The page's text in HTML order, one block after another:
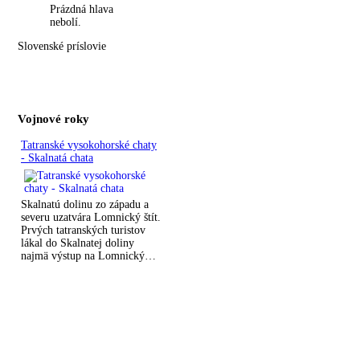
Prázdná hlava
nebolí.
Slovenské príslovie
Vojnové roky
Tatranské vysokohorské chaty
- Skalnatá chata
Skalnatú dolinu zo západu a
severu uzatvára Lomnický štít.
Prvých tatranských turistov
lákal do Skalnatej doliny
najmä výstup na Lomnický…